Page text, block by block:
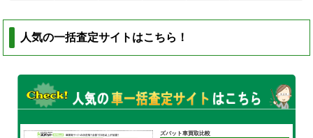
人気の一括査定サイトはこちら！
ズバット車買取比較